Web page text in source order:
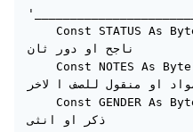
    Const STATUS As Byte = 101    'عمود الحالة
ناجح او دور ثان
    Const NOTES As Byte = 102  ' عمود الملاحظات
او منقول للصف ا لاخر
    Const GENDER As Byte = 112  ' عمود الجنس
ذكر او انثى